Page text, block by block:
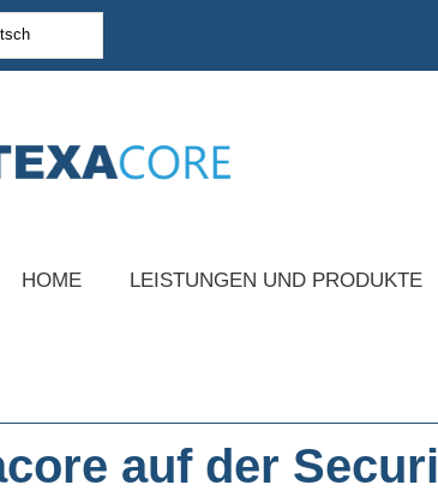
HOME LEISTUNGEN UND PRODUKTE
auf der